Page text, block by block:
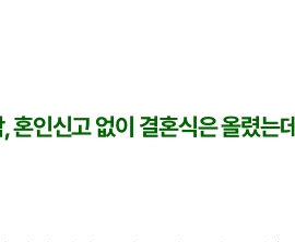
혼인신고 없이 결혼식은 올렸는